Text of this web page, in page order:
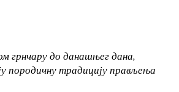
грнчару до данашњег дана,
породичну традицију прављења